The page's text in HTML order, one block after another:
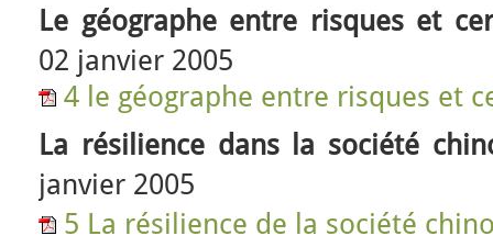
Le géographe entre risques et
02 janvier 2005
4 le géographe entre risques et
La résilience dans la société
janvier 2005
5 La résilience de la société